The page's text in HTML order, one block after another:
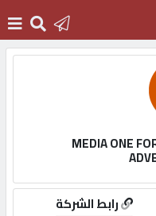
MEDIA ONE
رابط الشركة